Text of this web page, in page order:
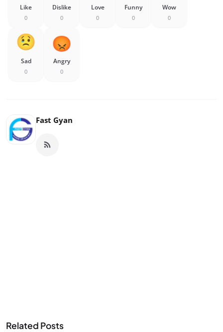
Like
0
Dislike
0
Love
0
Funny
0
Wow
0
Sad
0
Angry
0
Fast Gyan
Related Posts